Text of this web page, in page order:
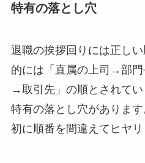
特有の落とし穴
退職の挨拶回りには正し
的には「直属の上司→部
→取引先」の順とされて
特有の落とし穴がありま
初に順番を間違えてヒヤリ